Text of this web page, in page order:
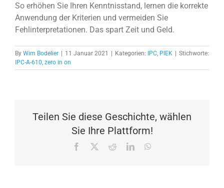
So erhöhen Sie Ihren Kenntnisstand, lernen die korrekte
Anwendung der Kriterien und vermeiden Sie
Fehlinterpretationen. Das spart Zeit und Geld.
By Wim Bodelier | 11 Januar 2021 | Kategorien: IPC PIEK | Stichworte:
IPC-A-610 zero in on
Teilen Sie diese Geschichte, wählen
Sie Ihre Plattform!
Facebook RedditLinkedIn